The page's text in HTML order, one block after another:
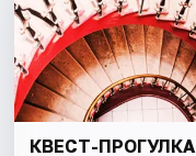
КВЕСТ-ПРОГУЛКА